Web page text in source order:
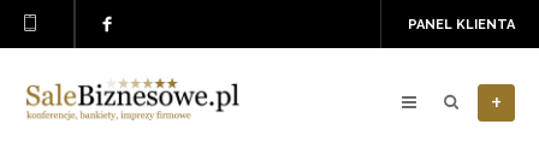
PANEL KLIENTA
+